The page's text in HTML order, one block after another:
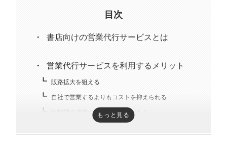
目次
書店向けの営業代行サービスとは
営業代行サービスを利用するメリット
販路拡大を狙える
自社で営業するよりもコストを抑えられる
短期間で成果を出せる可能性がある
もっと見る